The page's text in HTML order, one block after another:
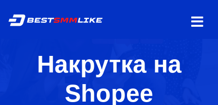
Накрутка на
Shopee